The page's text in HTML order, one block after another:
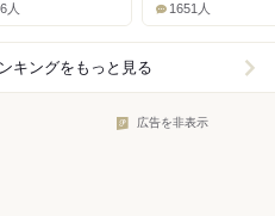
人 1651人
キングをもっと見る
広告を非表示